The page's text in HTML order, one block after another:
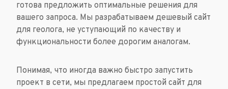
готова предложить оптимальные решения для
вашего запроса. Мы разрабатываем дешевый сайт
для геолога, не уступающий по качеству и
функциональности более дорогим аналогам.
Понимая, что иногда важно быстро запустить
проект в сети, мы предлагаем простой сайт для